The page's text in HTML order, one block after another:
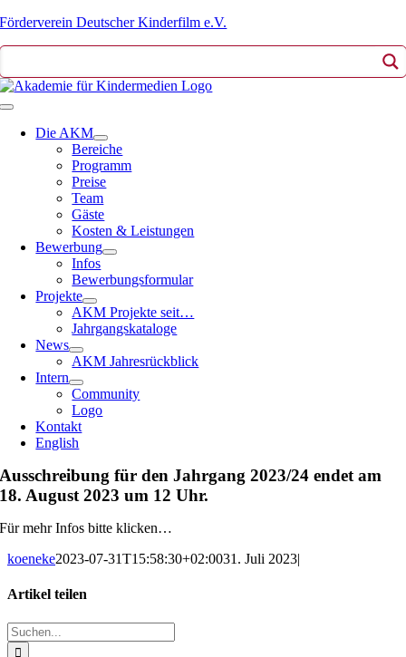
Zum
Förderverein Deutscher Kinderfilm e.V.
Toggle
NavigationDie AKM
Bereiche
Programm
Preise
Team
Gäste
Kosten & Leistungen
Bewerbung
Infos
Bewerbungsformular
Projekte
AKM Projekte seit…
Jahrgangskataloge
News
AKM Jahresrückblick
Intern
Community
Logo
Kontakt
English
Ausschreibung für den Jahrgang 2023/24 endet am
18. August 2023 um 12 Uhr.
Für mehr Infos bitte klicken…
koeneke2023-07-31T15:58:30+02:0031. Juli 2023|
Artikel teilen
Facebook
X
Reddit
LinkedIn
WhatsApp
Pinterest
Vk
E-
Mail
Suche
nach: